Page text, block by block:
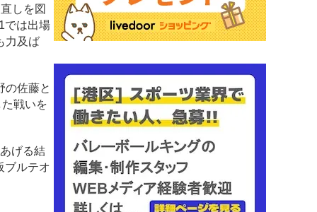
しを図
では出場
力及ば
佐藤と
戦いを
げる結
ブルテオ